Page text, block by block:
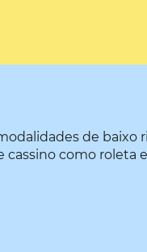
de baixo
como roleta